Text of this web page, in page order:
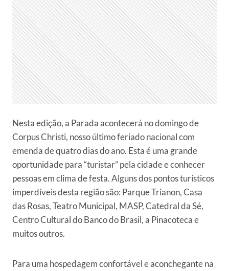
Nesta edição, a Parada acontecerá no domingo de
Corpus Christi, nosso último feriado nacional com
emenda de quatro dias do ano. Esta é uma grande
oportunidade para “turistar” pela cidade e conhecer
pessoas em clima de festa. Alguns dos pontos turísticos
imperdíveis desta região são: Parque Trianon, Casa
das Rosas, Teatro Municipal, MASP, Catedral da Sé,
Centro Cultural do Banco do Brasil, a Pinacoteca e
muitos outros.
Para uma hospedagem confortável e aconchegante na